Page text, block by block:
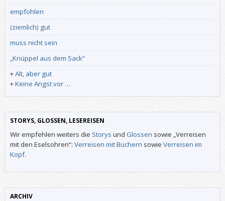
empfohlen
(ziemlich) gut
muss nicht sein
„Knüppel aus dem Sack“
+Alt, aber gut
+Keine Angst vor …
STORYS, GLOSSEN, LESEREISEN
Wir empfehlen weiters die Storys und Glossen sowie „Verreisen
mit den Eselsohren“: Verreisen mit Büchern sowie Verreisen im
Kopf.
ARCHIV